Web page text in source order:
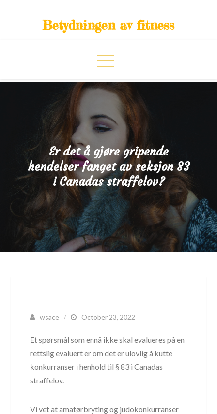
Betydningen av fitness
Er det å gjøre gripende
hendelser fanget av seksjon 83
i Canadas straffelov?
wsace October 23, 2022
Et spørsmål som ennå ikke skal evalueres på en
rettslig evaluert er om det er ulovlig å kutte
konkurranser i henhold til § 83 i Canadas
straffelov.
Vi vet at amatørbryting og judokonkurranser